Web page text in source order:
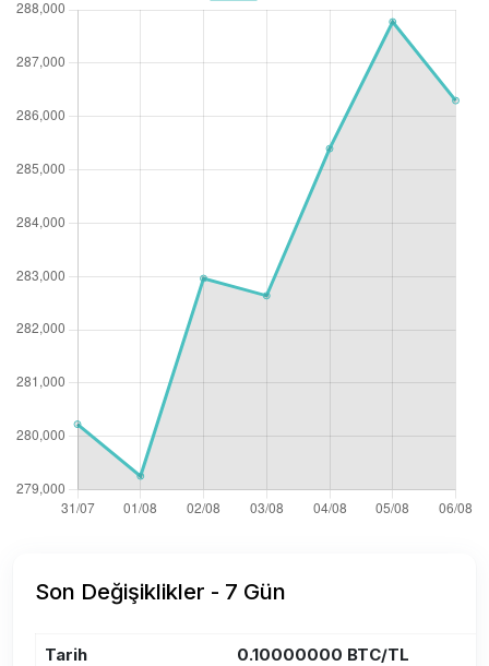
Son Değişiklikler - 7 Gün
Tarih 0.10000000 BTC/TL